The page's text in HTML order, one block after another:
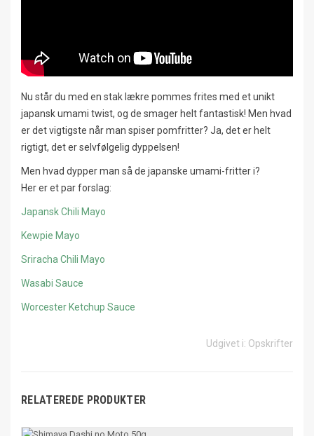
Nu står du med en stak lækre pommes frites med et unikt
japansk umami twist, og de smager helt fantastisk! Men hvad
er det vigtigste når man spiser pomfritter? Ja, det er helt
rigtigt, det er selvfølgelig dyppelsen!
Men hvad dypper man så de japanske umami-fritter i?
Her er et par forslag:
Japansk Chili Mayo
Kewpie Mayo
Sriracha Chili Mayo
Wasabi Sauce
Worcester Ketchup Sauce
Udgivet i: Opskrifter
RELATEREDE PRODUKTER